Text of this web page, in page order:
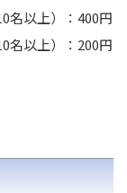
名以上）：400円
名以上）：200円